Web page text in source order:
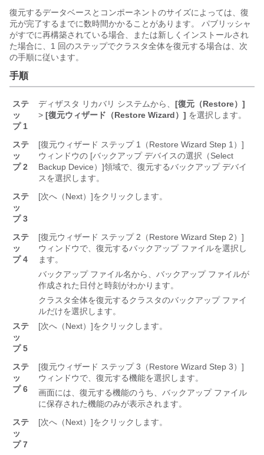
復元するデータベースとコンポーネントのサイズによっては、復
元が完了するまでに数時間かかることがあります。 パブリッシャ
がすでに再構築されている場合、または新しくインストールされ
た場合に、1 回のステップでクラスタ全体を復元する場合は、次
の手順に従います。
手順
ステ
ッ
プ 1
ディザスタ リカバリ システムから、 [復元（Restore）]
> [復元ウィザード（Restore Wizard）] を選択します。
ステ
ッ
プ 2
[復元ウィザード ステップ 1（Restore Wizard Step 1）]
ウィンドウの [バックアップ デバイスの選択（Select
Backup Device）]領域で、復元するバックアップ デバイ
スを選択します。
ステ
ッ
プ 3
[次へ（Next）]をクリックします。
ステ
ッ
プ 4
[復元ウィザード ステップ 2（Restore Wizard Step 2）]
ウィンドウで、復元するバックアップ ファイルを選択し
ます。
バックアップ ファイル名から、バックアップ ファイルが
作成された日付と時刻がわかります。
クラスタ全体を復元するクラスタのバックアップ ファイ
ルだけを選択します。
ステ
ッ
プ 5
[次へ（Next）]をクリックします。
ステ
ッ
プ 6
[復元ウィザード ステップ 3（Restore Wizard Step 3）]
ウィンドウで、復元する機能を選択します。
画面には、復元する機能のうち、バックアップ ファイル
に保存された機能のみが表示されます。
ステ
ッ
プ 7
[次へ（Next）]をクリックします。